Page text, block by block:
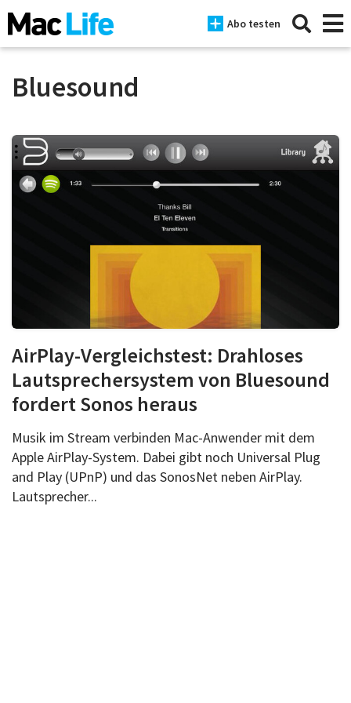
Abo testen
iPhone
Mac
Über uns
Podcast
Anmelden
Bluesound
AirPlay-Vergleichstest: Drahloses
Lautsprechersystem von Bluesound
fordert Sonos heraus
Musik im Stream verbinden Mac-Anwender mit dem
Apple AirPlay-System. Dabei gibt noch Universal Plug
and Play (UPnP) und das SonosNet neben AirPlay.
Lautsprecher...